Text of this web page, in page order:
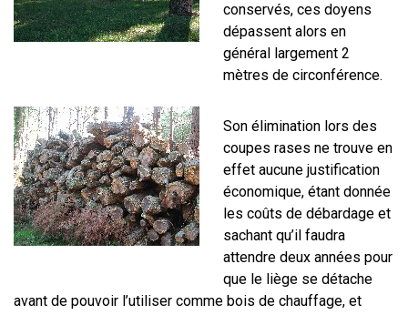
conservés, ces doyens
dépassent alors en
général largement 2
mètres de circonférence.
Son élimination lors des
coupes rases ne trouve en
effet aucune justification
économique, étant donnée
les coûts de débardage et
sachant qu’il faudra
attendre deux années pour
que le liège se détache
avant de pouvoir l’utiliser comme bois de chauffage, et